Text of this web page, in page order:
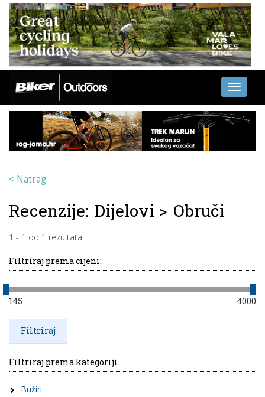
Toggle
< Natrag
Recenzije: Dijelovi > Obruči
1 - 1 od 1 rezultata
Filtriraj prema cijeni:
145 4000
Filtriraj prema kategoriji
Bužiri